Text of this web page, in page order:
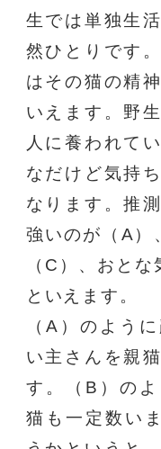
生では単独生
然ひとりです
はその猫の精
いえます。野
人に養われて
なだけど気持
なります。推
強いのが（A）️
（C）、おと
といえます。
（A）のよう
い主さんを親
す。（B）の
猫も一定数い